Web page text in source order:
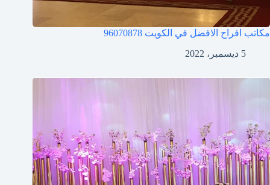
مكاتب افراح الافضل في الكويت 96070878
5 ديسمبر، 2022